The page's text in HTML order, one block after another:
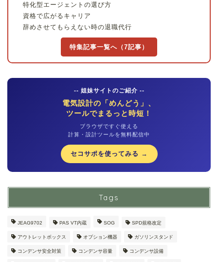
特化型エージェントの選び方
資格で広がるキャリア
辞めさせてもらえない時の退職代行
特集記事一覧へ（7記事）
-- 姐妹サイトのご紹介 --
電気設計の「めんどう」、
ツールでまるっと時短！
ブラウザですぐ使える
計算・設計ツールを無料配信中
セコサポを使ってみる →
Tags
JEAG9702 PAS VT内蔵 SOG SPD規格改定
アウトレットボックス オプション機器 ガソリンスタンド
コンデンサ安全対策 コンデンサ容量 コンデンサ設備